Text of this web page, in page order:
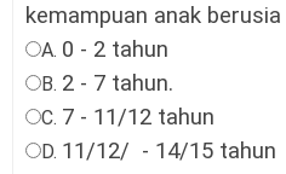
kemampuan anak berusia
A. 0 - 2 tahun
B. 2 - 7 tahun.
C. 7 - 11/12 tahun
D. 11/12/ - 14/15 tahun